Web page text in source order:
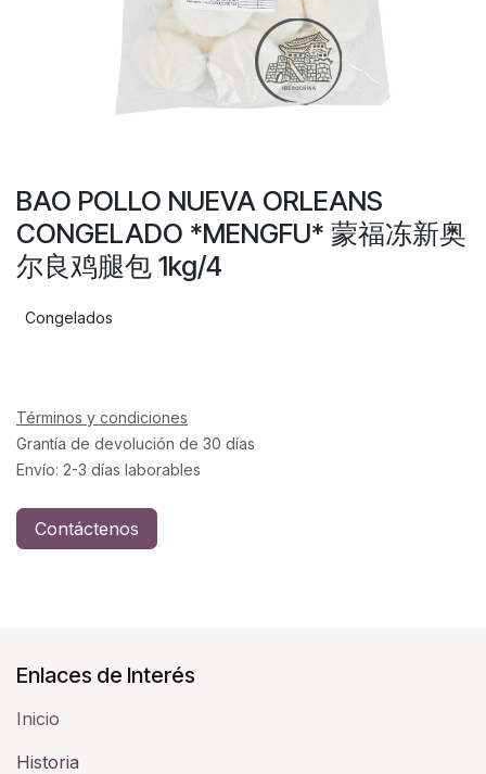
BAO POLLO NUEVA ORLEANS
CONGELADO *MENGFU* 蒙福冻新奥
尔良鸡腿包 1kg/4
Congelados
Términos y condiciones
Grantía de devolución de 30 días
Envío: 2-3 días laborables
Contáctenos
Enlaces de Interés
Inicio
Historia​